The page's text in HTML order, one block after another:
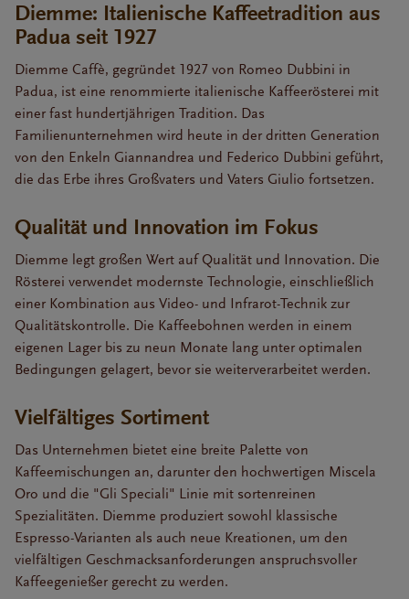
Diemme: Italienische Kaffeetradition aus
Padua seit 1927
Diemme Caffè, gegründet 1927 von Romeo Dubbini in
Padua, ist eine renommierte italienische Kaffeerösterei mit
einer fast hundertjährigen Tradition. Das
Familienunternehmen wird heute in der dritten Generation
von den Enkeln Giannandrea und Federico Dubbini geführt,
die das Erbe ihres Großvaters und Vaters Giulio fortsetzen.
Qualität und Innovation im Fokus
Diemme legt großen Wert auf Qualität und Innovation. Die
Rösterei verwendet modernste Technologie, einschließlich
einer Kombination aus Video- und Infrarot-Technik zur
Qualitätskontrolle. Die Kaffeebohnen werden in einem
eigenen Lager bis zu neun Monate lang unter optimalen
Bedingungen gelagert, bevor sie weiterverarbeitet werden.
Vielfältiges Sortiment
Das Unternehmen bietet eine breite Palette von
Kaffeemischungen an, darunter den hochwertigen Miscela
Oro und die "Gli Speciali" Linie mit sortenreinen
Spezialitäten. Diemme produziert sowohl klassische
Espresso-Varianten als auch neue Kreationen, um den
vielfältigen Geschmacksanforderungen anspruchsvoller
Kaffeegenießer gerecht zu werden.